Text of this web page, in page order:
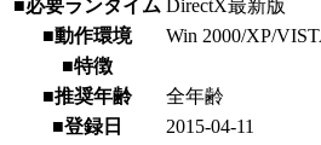
■必要ランタイム DirectX最新版
■動作環境
Win 2000/XP/
■特徴
■推奨年齢
全年齢
■登録日
2015-04-11